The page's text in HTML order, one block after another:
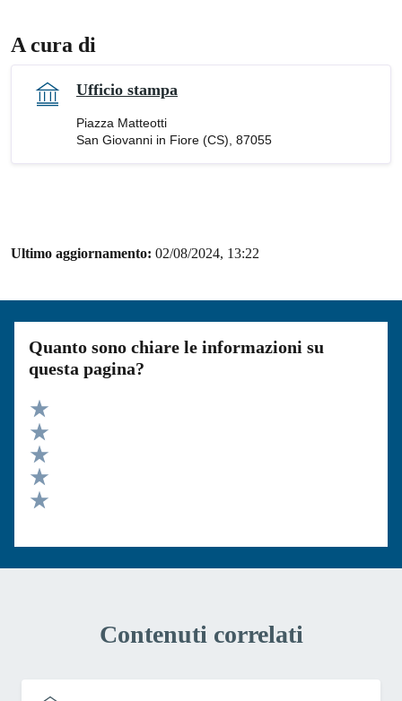
A cura di
Ufficio stampa
Piazza Matteotti
San Giovanni in Fiore (CS), 87055
Ultimo aggiornamento: 02/08/2024, 13:22
Quanto sono chiare le informazioni su
questa pagina?
Valuta 5 stelle su 5
Valuta 4 stelle su 5
Valuta 3 stelle su 5
Valuta 2 stelle su 5
Contenuti correlati